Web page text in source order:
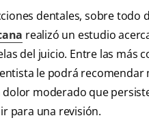
dentales, sobre
realizó un estudio
del juicio. Entre las más
le podrá recomendar
moderado que
para una revisión.